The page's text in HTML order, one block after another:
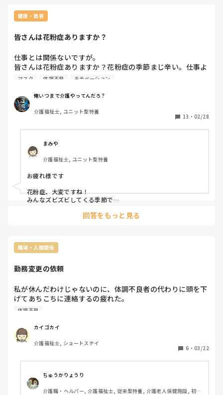
・ハロワ(人によりますね、治してから働いては？)
・エージェント(知った限りは伝えないと”自分”は知らない
じゃ困るから伝えてほしい)
・友達(交渉はしてみて、それから考えるのもあり)
日勤のみ男性で探してるから、ただでさえ枠が少ない上に、
言ってしまうと余計に不利にしかならないから、言わない方
がいいと思ってる。
た
ハロワでも何件も男性足りてると断られました
・シフト制を探す方が懸命でしょうか？
・面接とか通院の交渉した事ありますか？
メンタル病んダラ。働くことが難しくなりますね、
今の病院がいい理由
やすい
・薬の調整もしてくれる
・自立支援うけれる
・予約いらない
懸念点
・1からの信頼関係や、1から病状、経緯の説明が面倒に感じ
ています(発達障害のことも含め)
終わるとよく聞きますし
・適当にあしらわれることがとても不安です
・予約の取りづらさですぐ次の病院が見つかるか
健康・美容
皆さんは花粉症ありますか？
仕事とは関係ないですが。
皆さんは花粉症ありますか？花粉症の季節まじ辛い。仕事よ
りしんどい笑
どんな対策してますか？
自分はアレジオン飲んで鼻スプレーしてやっと普通に生活で
きます。が、寝る時は鼻づまりによる寝苦しさがあるのでこ
れが必須アイテムです。これないと鼻呼吸できなくて眠れま
せん(´･ω･｀)
より良い対策があれば、試したいところです！
マスク 体調不良 モチベーション
俺いつまで介護やってんだろ？
介護福祉士, ユニット型特養
13 ・ 02/28
まみや
介護福祉士, ユニット型特養
お疲れ様です
花粉症、大変ですね！
みんなズビズビしてくる季節で
花粉症やアレルギーがないので
回答をもっと見る
職場・人間関係
勤務変更の依頼
私が休んだわけじゃないのに、体調不良者の代わりに頭を下
げてあちこちに連絡するの疲れた。
連絡がつながらないことも多い。
る。
今日の勤務がどうなるのかするわからない。
体調不良
カイゴカイ
介護福祉士, ショートステイ
6 ・ 03/22
ちゅうかりょうり
介護職・ヘルパー, 介護福祉士, 従来型特養, 介護老人保健施設, 初任